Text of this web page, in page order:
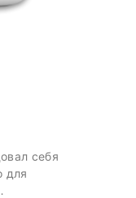
себя
для